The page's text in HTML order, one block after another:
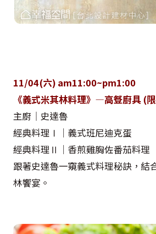
11/04(六) am11:00~pm1:00
《義式米其林料理》—高豋廚具 (
主廚｜史達魯
經典料理Ⅰ｜義式班尼迪克蛋
經典料理Ⅱ｜香煎雞胸佐番茄料理
跟著史達魯一窺義式料理秘訣，結
林饗宴。